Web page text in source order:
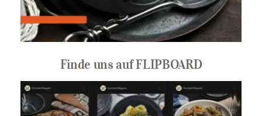
Finde uns auf FLIPBOARD